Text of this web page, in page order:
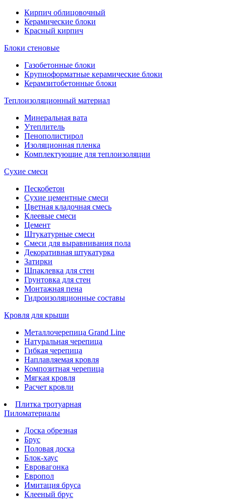
Кирпич облицовочный
Керамические блоки
Красный кирпич
Блоки стеновые
Газобетонные блоки
Крупноформатные керамические блоки
Керамзитобетонные блоки
Теплоизоляционный материал
Минеральная вата
Утеплитель
Пенополистирол
Изоляционная пленка
Комплектующие для теплоизоляции
Сухие смеси
Пескобетон
Сухие цементные смеси
Цветная кладочная смесь
Клеевые смеси
Цемент
Штукатурные смеси
Смеси для выравнивания пола
Декоративная штукатурка
Затирки
Шпаклевка для стен
Грунтовка для стен
Монтажная пена
Гидроизоляционные составы
Кровля для крыши
Металлочерепица Grand Line
Натуральная черепица
Гибкая черепица
Наплавляемая кровля
Композитная черепица
Мягкая кровля
Расчет кровли
Плитка тротуарная
Пиломатериалы
Доска обрезная
Брус
Половая доска
Блок-хаус
Евровагонка
Европол
Имитация бруса
Клееный брус